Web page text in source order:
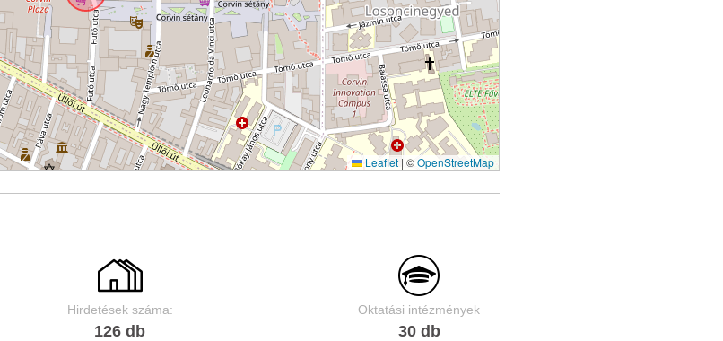
Leaflet | ©OpenStreetMap
Hirdetések száma:
126 db
Oktatási intézmények
30 db